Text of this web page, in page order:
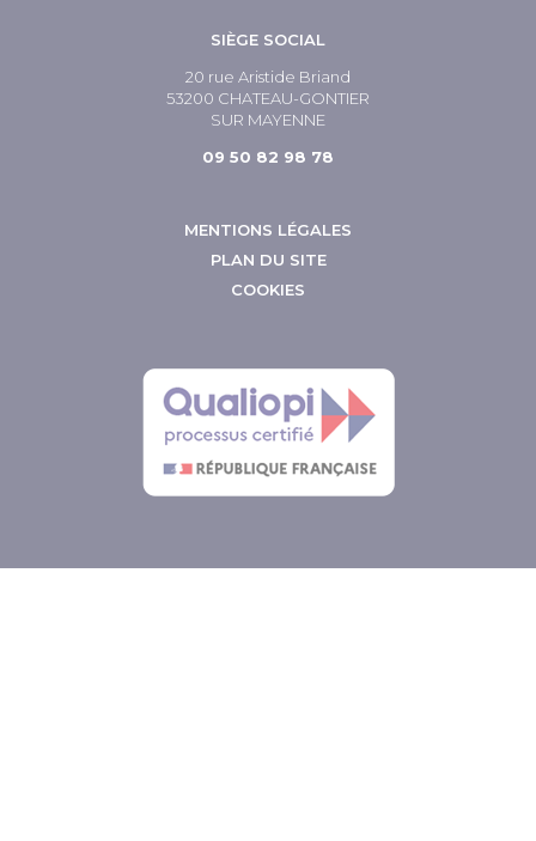
SIÈGE SOCIAL
20 rue Aristide Briand
53200 CHATEAU-GONTIER
SUR MAYENNE
09 50 82 98 78
MENTIONS LÉGALES
PLAN DU SITE
COOKIES